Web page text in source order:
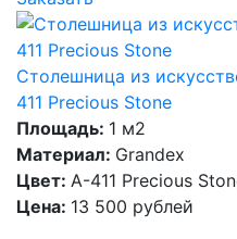
Столешница из
411 Precious Stone
Площадь: 1 м2
Материал: Grandex
Цвет: A-411 Precious
Цена: 13 500 рублей